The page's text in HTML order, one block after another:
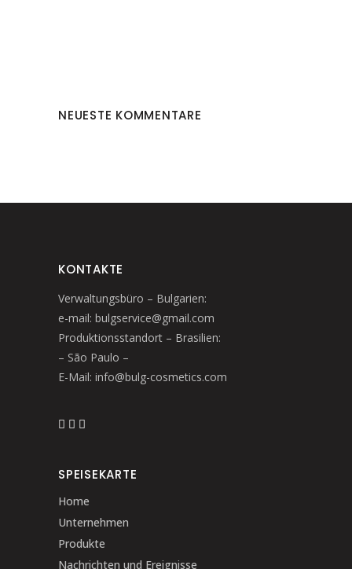
NEUESTE KOMMENTARE
KONTAKTE
Verwaltungsbüro – Bulgarien:
e-mail: bulgservice@gmail.com
Produktionsstandort – Brasilien:
– São Paulo –
E-Mail: info@bulg-cosmetics.com
SPEISEKARTE
Home
Unternehmen
Produkte
Nachrichten und Ereignisse